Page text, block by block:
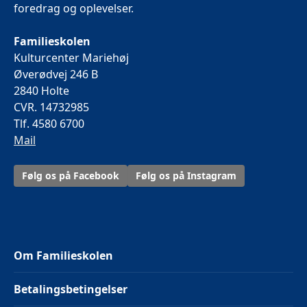
foredrag og oplevelser.
Familieskolen
Kulturcenter Mariehøj
Øverødvej 246 B
2840 Holte
CVR. 14732985
Tlf. 4580 6700
Mail
Følg os på Facebook Følg os på Instagram
Om Familieskolen
Betalingsbetingelser